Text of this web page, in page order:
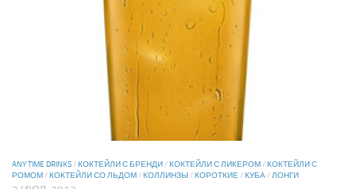
ANY TIME DRINKS/КОКТЕЙЛИ С БРЕНДИ/КОКТЕЙЛИ С ЛИКЕРОМ/КОКТЕЙЛИ С
РОМОМ/КОКТЕЙЛИ СО ЛЬДОМ/КОЛЛИНЗЫ /КОРОТКИЕ/КУБА/ЛОНГИ